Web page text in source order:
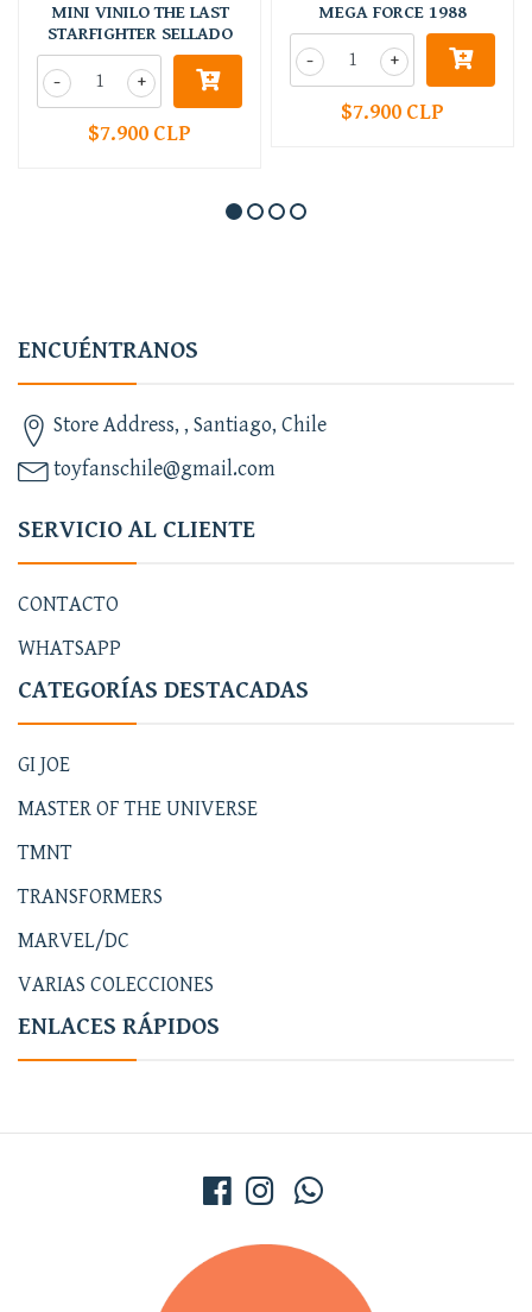
MINI VINILO THE LAST
STARFIGHTER SELLADO
+
-
$7.900 CLP
MEGA FORCE 1988
+
-
$7.900 CLP
ENCUÉNTRANOS
Store Address, , Santiago, Chile
toyfanschile@gmail.com
SERVICIO AL CLIENTE
CONTACTO
WHATSAPP
CATEGORÍAS DESTACADAS
GI JOE
MASTER OF THE UNIVERSE
TMNT
TRANSFORMERS
MARVEL/DC
VARIAS COLECCIONES
ENLACES RÁPIDOS